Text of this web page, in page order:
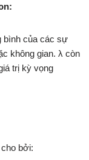
bình của các sự
không gian. λ còn
trị kỳ vọng
bởi: